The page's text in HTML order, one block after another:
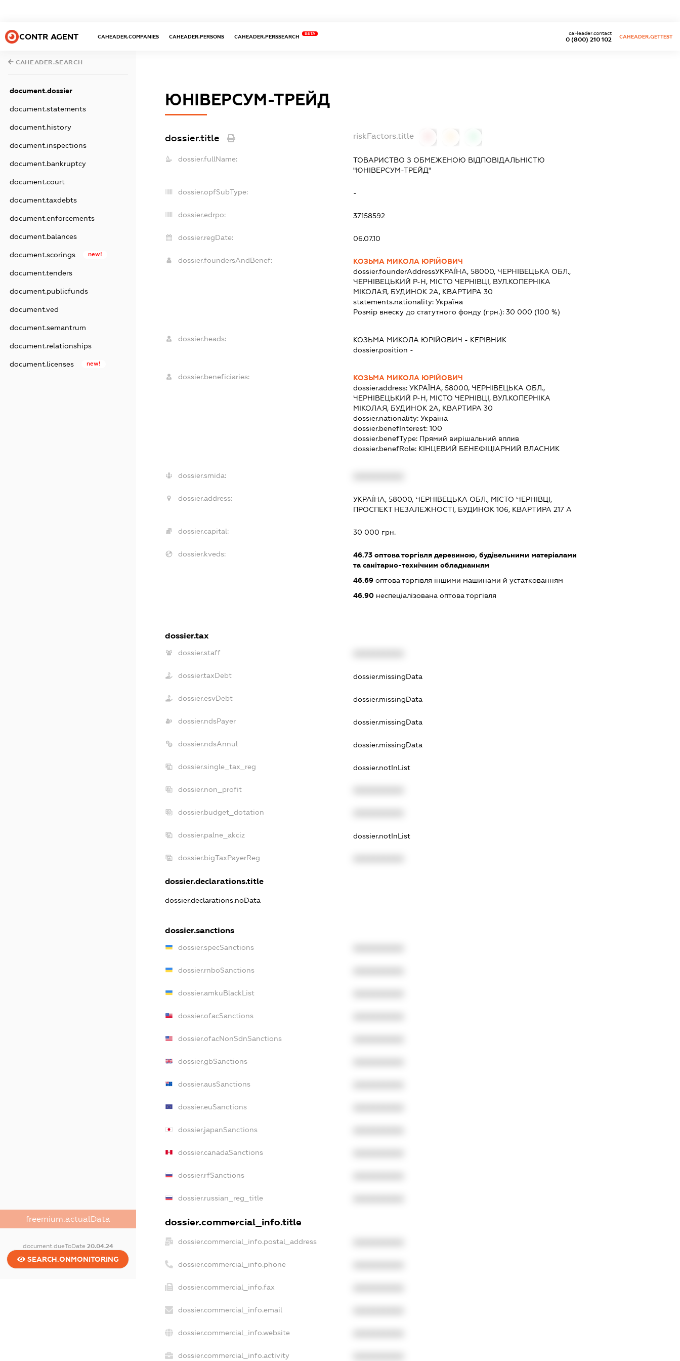
CONTR AGENT CAHEADER.COMPANIES CAHEADER.PERSONS CAHEADER.PERSSEARCH
BETA
0 (800) 210 102
caHeader.contact
CAHEADER.GETTEST
CAHEADER.SEARCH
document.dossier
document.statements
document.history
document.inspections
document.bankruptcy
document.court
document.taxdebts
document.enforcements
document.balances
document.scorings new!
document.tenders
document.publicfunds
document.ved
document.semantrum
document.relationships
document.licenses new!
freemium.actualData
document.dueToDate 20.04.24
SEARCH.ONMONITORING
ЮНІВЕРСУМ-ТРЕЙД
dossier.title riskFactors.title
dossier.fullName:
ТОВАРИСТВО З ОБМЕЖЕНОЮ ВІДПОВІДАЛЬНІСТЮ
"ЮНІВЕРСУМ-ТРЕЙД"
dossier.opfSubType: -
dossier.edrpo: 37158592
dossier.regDate: 06.07.10
dossier.foundersAndBenef:
КОЗЬМА МИКОЛА ЮРІЙОВИЧ
dossier.founderAddressУКРАЇНА, 58000, ЧЕРНІВЕЦЬКА ОБЛ.,
ЧЕРНІВЕЦЬКИЙ Р-Н, МІСТО ЧЕРНІВЦІ, ВУЛ.КОПЕРНІКА
МІКОЛАЯ, БУДИНОК 2А, КВАРТИРА 30
statements.nationality: Україна
Розмір внеску до статутного фонду (грн.): 30 000 (100 %)
dossier.heads: КОЗЬМА МИКОЛА ЮРІЙОВИЧ - КЕРІВНИК
dossier.position -
dossier.beneficiaries:
КОЗЬМА МИКОЛА ЮРІЙОВИЧ
dossier.address: УКРАЇНА, 58000, ЧЕРНІВЕЦЬКА ОБЛ.,
ЧЕРНІВЕЦЬКИЙ Р-Н, МІСТО ЧЕРНІВЦІ, ВУЛ.КОПЕРНІКА
МІКОЛАЯ, БУДИНОК 2А, КВАРТИРА 30
dossier.nationality: Україна
dossier.benefInterest: 100
dossier.benefType: Прямий вирішальний вплив
dossier.benefRole: КІНЦЕВИЙ БЕНЕФІЦІАРНИЙ ВЛАСНИК
dossier.smida:
dossier.address:
УКРАЇНА, 58000, ЧЕРНІВЕЦЬКА ОБЛ., МІСТО ЧЕРНІВЦІ,
ПРОСПЕКТ НЕЗАЛЕЖНОСТІ, БУДИНОК 106, КВАРТИРА 217 А
dossier.capital: 30 000 грн.
dossier.kveds: 46.73оптова торгівля деревиною, будівельними матеріалами
та санітарно-технічним обладнанням
46.69оптова торгівля іншими машинами й устаткованням
46.90неспеціалізована оптова торгівля
dossier.tax
dossier.staff
dossier.taxDebt dossier.missingData
dossier.esvDebt dossier.missingData
dossier.ndsPayer dossier.missingData
dossier.ndsAnnul dossier.missingData
dossier.single_tax_reg dossier.notInList
dossier.non_profit
dossier.budget_dotation
dossier.palne_akciz dossier.notInList
dossier.bigTaxPayerReg
dossier.declarations.title
dossier.declarations.noData
dossier.sanctions
dossier.specSanctions
dossier.rnboSanctions
dossier.amkuBlackList
dossier.ofacSanctions
dossier.ofacNonSdnSanctions
dossier.gbSanctions
dossier.ausSanctions
dossier.euSanctions
dossier.japanSanctions
dossier.canadaSanctions
dossier.rfSanctions
dossier.russian_reg_title
dossier.commercial_info.title
dossier.commercial_info.postal_address
dossier.commercial_info.phone
dossier.commercial_info.fax
dossier.commercial_info.email
dossier.commercial_info.website
dossier.commercial_info.activity